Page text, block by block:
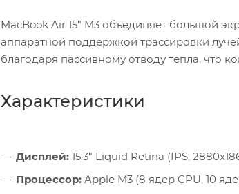
MacBook Air 15" M3 объединяет большой
аппаратной поддержкой трассировки
благодаря пассивному отводу тепла, что
Характеристики
Дисплей: 15.3" Liquid Retina (IPS,
Процессор: Apple M3 (8 ядер CPU, 10